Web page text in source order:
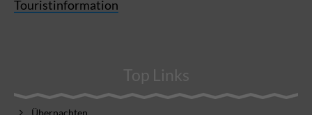
Touristinformation
Top Links
Übernachten